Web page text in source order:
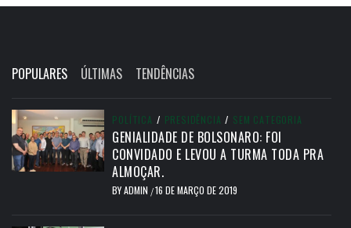
POPULARES ÚLTIMAS TENDÊNCIAS
POLÍTICA / PRESIDÊNCIA / SEM CATEGORIA
GENIALIDADE DE BOLSONARO: FOI
CONVIDADO E LEVOU A TURMA TODA PRA
ALMOÇAR.
BYADMIN /16 DE MARÇO DE 2019